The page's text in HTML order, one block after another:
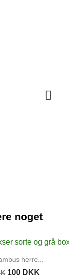
med...
DKK
noget
herre...
100 DKK